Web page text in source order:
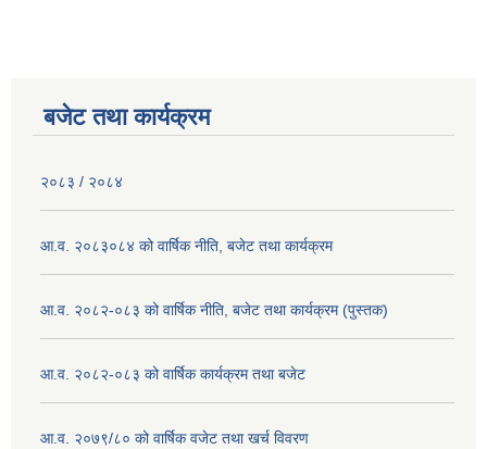
बजेट तथा कार्यक्रम
२०८३ / २०८४
आ.व. २०८३०८४ को वार्षिक नीति, बजेट तथा कार्यक्रम
आ.व. २०८२-०८३ को वार्षिक नीति, बजेट तथा कार्यक्रम (पुस्तक)
आ.व. २०८२-०८३ को वार्षिक कार्यक्रम तथा बजेट
आ.व. २०७९/८० को वार्षिक वजेट तथा खर्च विवरण